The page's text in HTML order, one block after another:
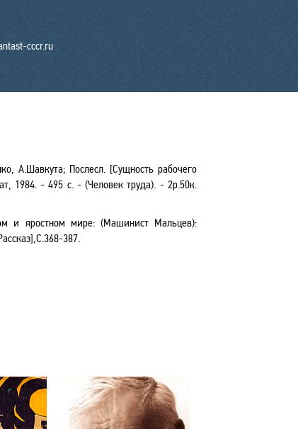
cccr.ru
А.Шавкута; Послесл. [Сущность рабочего
1984. - 495 с. - (Человек труда). - 2р.50к.
и яростном мире: (Машинист Мальцев):
,С.368-387.